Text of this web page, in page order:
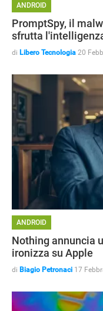
HOW TO
ANDROID
PromptSpy, il
sfrutta
di Libero Tecnologia 20
ANDROID
Nothing annuncia
ironizza su Apple
di Biagio Petronaci 17